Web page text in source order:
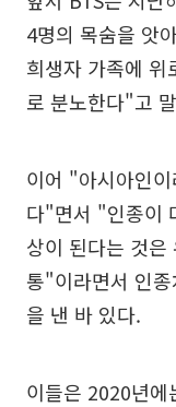
4명의 목숨을 앗
희생자 가족에
로 분노한다"고
이어 "아시아인
다"면서 "인종이
상이 된다는 것은
통"이라면서 인
을 낸 바 있다.
이들은 2020년에